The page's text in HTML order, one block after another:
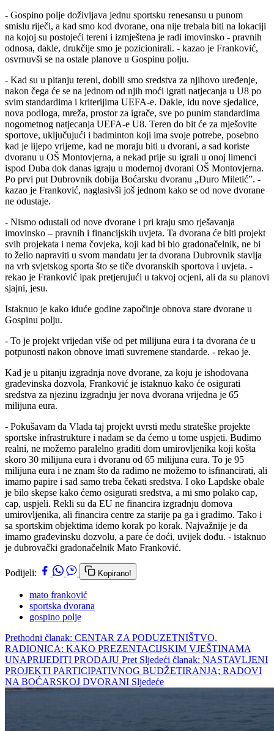
- Gospino polje doživljava jednu sportsku renesansu u punom
smislu riječi, a kad smo kod dvorane, ona nije trebala biti na lokaciji
na kojoj su postojeći tereni i izmještena je radi imovinsko - pravnih
odnosa, dakle, drukčije smo je pozicionirali. - kazao je Franković,
osvrnuvši se na ostale planove u Gospinu polju.
- Kad su u pitanju tereni, dobili smo sredstva za njihovo uređenje,
nakon čega će se na jednom od njih moći igrati natjecanja u U8 po
svim standardima i kriterijima UEFA-e. Dakle, idu nove sjedalice,
nova podloga, mreža, prostor za igrače, sve po punim standardima
nogometnog natjecanja UEFA-e U8. Teren do bit će za mješovite
sportove, uključujući i badminton koji ima svoje potrebe, posebno
kad je lijepo vrijeme, kad ne moraju biti u dvorani, a sad koriste
dvoranu u OŠ Montovjerna, a nekad prije su igrali u onoj limenci
ispod Duba dok danas igraju u modernoj dvorani OŠ Montovjerna.
Po prvi put Dubrovnik dobija Boćarsku dvoranu „Đuro Miletić”. -
kazao je Franković, naglasivši još jednom kako se od nove dvorane
ne odustaje.
- Nismo odustali od nove dvorane i pri kraju smo rješavanja
imovinsko – pravnih i financijskih uvjeta. Ta dvorana će biti projekt
svih projekata i nema čovjeka, koji kad bi bio gradonačelnik, ne bi
to želio napraviti u svom mandatu jer ta dvorana Dubrovnik stavlja
na vrh svjetskog sporta što se tiče dvoranskih sportova i uvjeta. -
rekao je Franković ipak pretjerujući u takvoj ocjeni, ali da su planovi
sjajni, jesu.
Istaknuo je kako iduće godine započinje obnova stare dvorane u
Gospinu polju.
- To je projekt vrijedan više od pet milijuna eura i ta dvorana će u
potpunosti nakon obnove imati suvremene standarde. - rekao je.
Kad je u pitanju izgradnja nove dvorane, za koju je ishodovana
građevinska dozvola, Franković je istaknuo kako će osigurati
sredstva za njezinu izgradnju jer nova dvorana vrijedna je 65
milijuna eura.
- Pokušavam da Vlada taj projekt uvrsti među strateške projekte
sportske infrastrukture i nadam se da ćemo u tome uspjeti. Budimo
realni, ne možemo paralelno graditi dom umirovljenika koji košta
skoro 30 milijuna eura i dvoranu od 65 milijuna eura. To je 95
milijuna eura i ne znam što da radimo ne možemo to isfinancirati, ali
imamo papire i sad samo treba čekati sredstva. I oko Lapdske obale
je bilo skepse kako ćemo osigurati sredstva, a mi smo polako cap,
cap, uspjeli. Rekli su da EU ne financira izgradnju domova
umirovljenika, ali financira centre za starije pa ga i gradimo. Tako i
sa sportskim objektima idemo korak po korak. Najvažnije je da
imamo građevinsku dozvolu, a pare će doći, uvijek dođu. - istaknuo
je dubrovački gradonačelnik Mato Franković.
Podijeli: Kopirano!
mato franković
sportska dvorana
gospino polje
Prethodni članak: CENTAR ZA PODUZETNIŠTVO,
RADIONICA: KAKO PREZENTACIJSKIM VJEŠTINAMA
UNAPRIJEDITI PRODAJU Pret Sljedeći članak: NASTAVLJENI
PROJEKTI PARTICIPATIVNOG BUDŽETIRANJA; RADOVI
NA BOĆARSKOJ DVORANI Sljedeće